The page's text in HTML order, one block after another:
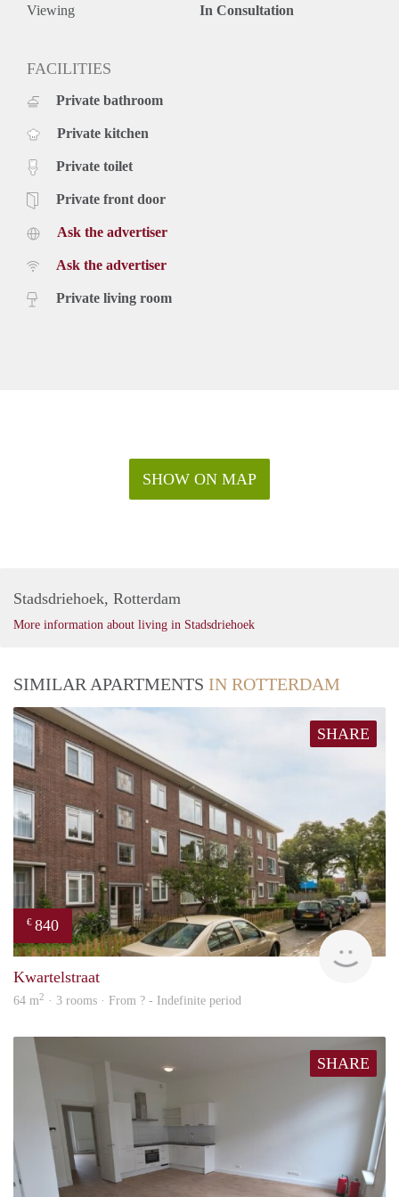
en gemeentelijke belastingen). Inclusief stoffering en
De genoemde huurprijs is op basis van minimaal 1 jaar. Bij
verhoging.
ons opnemen of uzelf inschrijven op onze website.
Viewing In Consultation
FACILITIES
Private bathroom
Private kitchen
Private toilet
Private front door
Ask the advertiser
Ask the advertiser
Private living room
SHOW ON MAP
Stadsdriehoek, Rotterdam
More information about living in Stadsdriehoek
SIMILAR APARTMENTS IN ROTTERDAM
SHARE
€ 840
rent
Kwartelstraat
64 m2 · 3 rooms · From ? - Indefinite period
SHARE